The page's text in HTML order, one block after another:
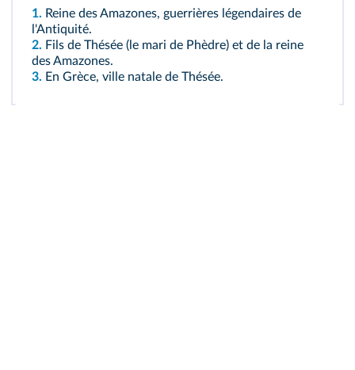
1. Reine des Amazones, guerrières légendaires de
l'Antiquité.
2. Fils de Thésée (le mari de Phèdre) et de la reine
des Amazones.
3. En Grèce, ville natale de Thésée.